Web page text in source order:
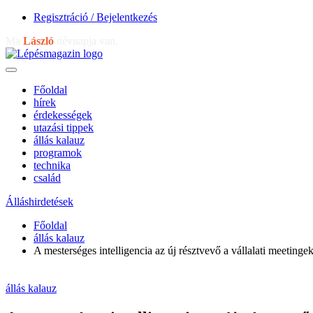
Regisztráció / Bejelentkezés
László
Főoldal
hírek
érdekességek
utazási tippek
állás kalauz
programok
technika
család
Álláshirdetések
Főoldal
állás kalauz
A mesterséges intelligencia az új résztvevő a vállalati
állás kalauz